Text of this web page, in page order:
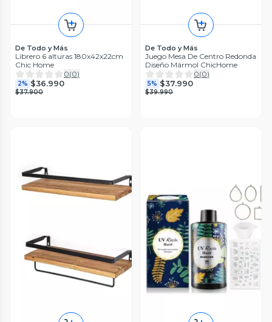
De Todo y Más
Librero 6 alturas 180x42x22cm
Chic Home
0(0)
2% $36.990
$37.900
De Todo y Más
Juego Mesa De Centro Redonda
Diseño Mármol ChicHome
0(0)
5% $37.990
$39.990